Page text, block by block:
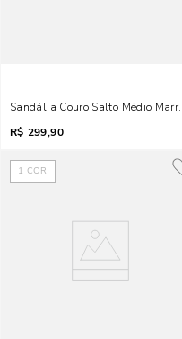
Sandália Couro Salto Médio
R$ 299,90
1 COR